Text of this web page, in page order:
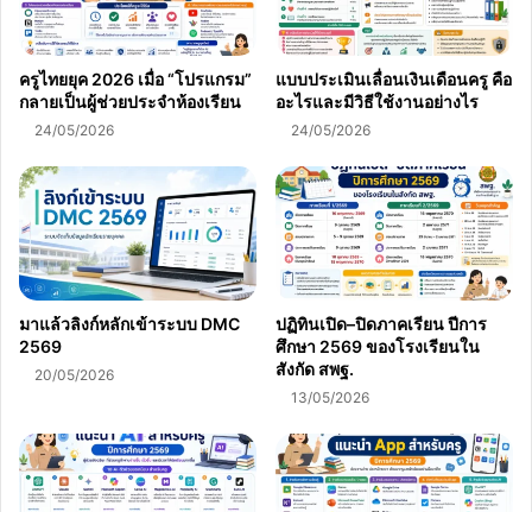
ครูไทยยุค 2026 เมื่อ “โปรแกรม”
กลายเป็นผู้ช่วยประจำห้องเรียน
24/05/2026
แบบประเมินเลื่อนเงินเดือนครู คือ
อะไรและมีวิธีใช้งานอย่างไร
24/05/2026
มาแล้วลิงก์หลักเข้าระบบ DMC
2569
20/05/2026
ปฏิทินเปิด–ปิดภาคเรียน ปีการ
ศึกษา 2569 ของโรงเรียนใน
สังกัด สพฐ.
13/05/2026